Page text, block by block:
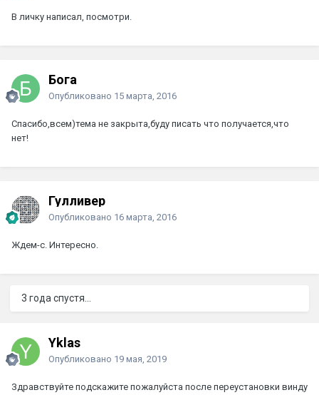
В личку написал, посмотри.
Бога
Опубликовано 15 марта, 2016
Спасибо,всем)тема не закрыта,буду писать что получается,что
нет!
Гулливер
Опубликовано 16 марта, 2016
Ждем-с. Интересно.
3 года спустя...
Yklas
Опубликовано 19 мая, 2019
Здравствуйте подскажите пожалуйста после переустановки винду